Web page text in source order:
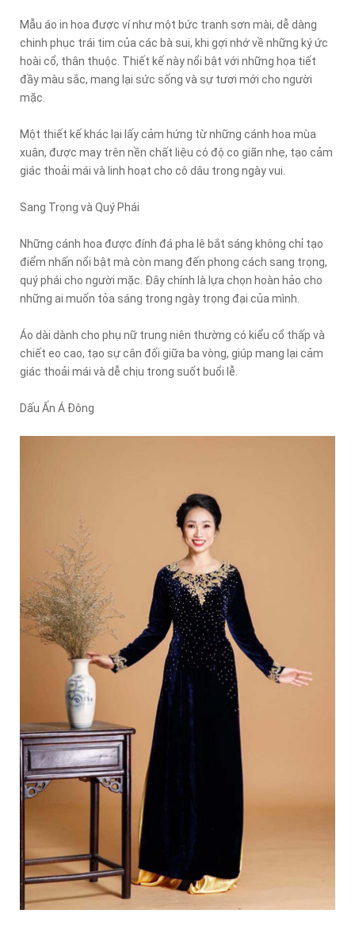
Mẫu áo in hoa được ví như một bức tranh sơn mài, dễ dàng
chinh phục trái tim của các bà sui, khi gợi nhớ về những ký ức
hoài cổ, thân thuộc. Thiết kế này nổi bật với những họa tiết
đầy màu sắc, mang lại sức sống và sự tươi mới cho người
mặc.
Một thiết kế khác lại lấy cảm hứng từ những cánh hoa mùa
xuân, được may trên nền chất liệu có độ co giãn nhẹ, tạo cảm
giác thoải mái và linh hoạt cho cô dâu trong ngày vui.
Sang Trọng và Quý Phái
Những cánh hoa được đính đá pha lê bắt sáng không chỉ tạo
điểm nhấn nổi bật mà còn mang đến phong cách sang trọng,
quý phái cho người mặc. Đây chính là lựa chọn hoàn hảo cho
những ai muốn tỏa sáng trong ngày trọng đại của mình.
Áo dài dành cho phụ nữ trung niên thường có kiểu cổ thấp và
chiết eo cao, tạo sự cân đối giữa ba vòng, giúp mang lại cảm
giác thoải mái và dễ chịu trong suốt buổi lễ.
Dấu Ấn Á Đông